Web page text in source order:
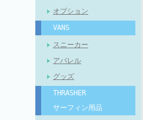
オプション
VANS
スニーカー
アパレル
グッズ
THRASHER
サーフィン用品